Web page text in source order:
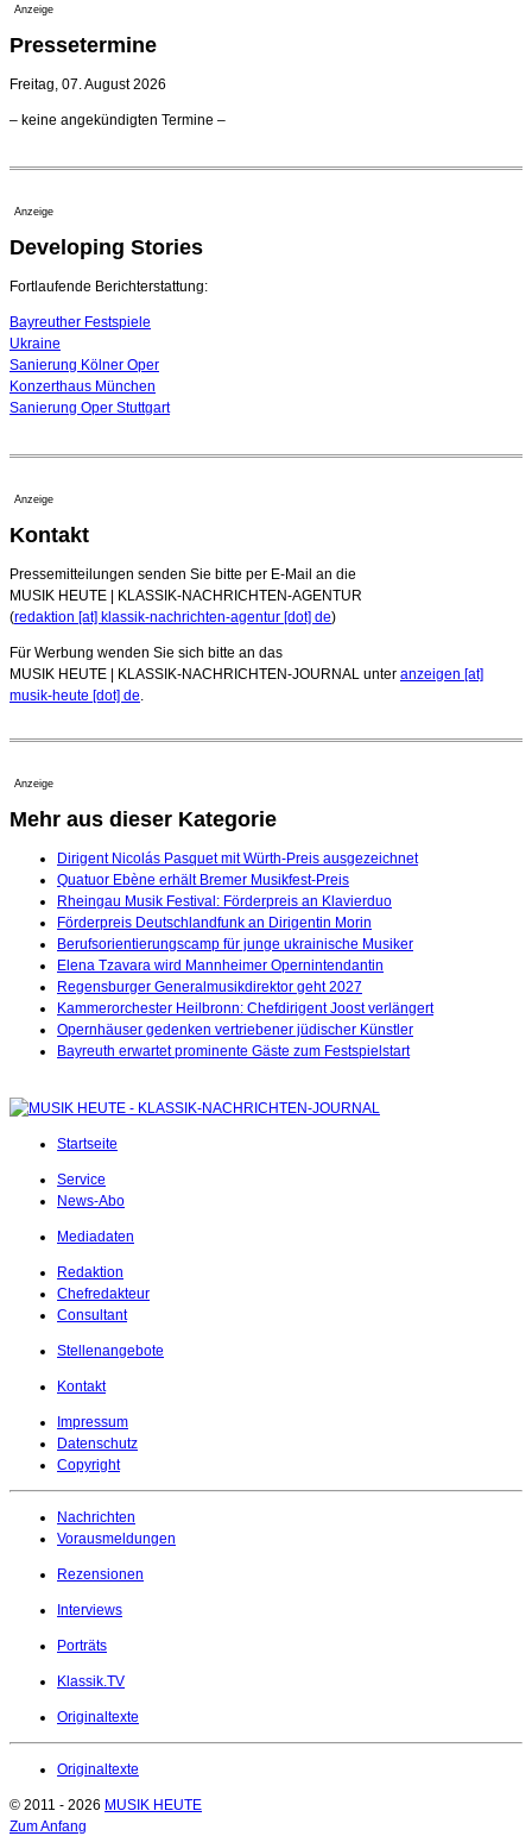
Kammerorchester Heilbronn: Chefdirigent Risto Joost
verlängert bis 2030
Ensemblemitglieder
Dirigent Nicolás Pasquet mit Würth-Preis der
Jeunesses Musicales ausgezeichnet
07. August 2026 - 13:20 Uhr
Anzeige
Pressetermine
Freitag, 07. August 2026
– keine angekündigten Termine –
Anzeige
Developing Stories
Fortlaufende Berichterstattung:
Bayreuther Festspiele
Ukraine
Sanierung Kölner Oper
Konzerthaus München
Sanierung Oper Stuttgart
Anzeige
Kontakt
Pressemitteilungen senden Sie bitte per E-Mail an die
MUSIK HEUTE | KLASSIK-NACHRICHTEN-AGENTUR
(redaktion [at] klassik-nachrichten-agentur [dot] de)
Für Werbung wenden Sie sich bitte an das
MUSIK HEUTE | KLASSIK-NACHRICHTEN-JOURNAL unter anzeigen [at]
musik-heute [dot] de
Anzeige
Mehr aus dieser Kategorie
Dirigent Nicolás Pasquet mit Würth-Preis ausgezeichnet
Quatuor Ebène erhält Bremer Musikfest-Preis
Rheingau Musik Festival: Förderpreis an Klavierduo
Förderpreis Deutschlandfunk an Dirigentin Morin
Berufsorientierungscamp für junge ukrainische Musiker
Elena Tzavara wird Mannheimer Opernintendantin
Regensburger Generalmusikdirektor geht 2027
Kammerorchester Heilbronn: Chefdirigent Joost verlängert
Opernhäuser gedenken vertriebener jüdischer Künstler
Bayreuth erwartet prominente Gäste zum Festspielstart
Startseite
Service
News-Abo
Mediadaten
Redaktion
Chefredakteur
Consultant
Stellenangebote
Kontakt
Impressum
Datenschutz
Copyright
Nachrichten
Vorausmeldungen
Rezensionen
Interviews
Porträts
Klassik.TV
Originaltexte
Originaltexte
© 2011 - 2026 MUSIK HEUTE
Zum Anfang